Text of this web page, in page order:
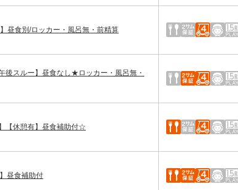
昼食別/ロッカー・風呂無・前精算
後スルー】昼食なし★ロッカー・風呂無・
【休憩有】昼食補助付☆
昼食補助付